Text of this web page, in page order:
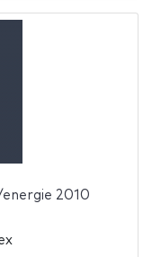
2010